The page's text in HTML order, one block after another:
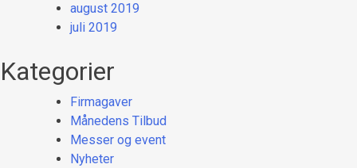
august 2019
juli 2019
Kategorier
Firmagaver
Månedens Tilbud
Messer og event
Nyheter